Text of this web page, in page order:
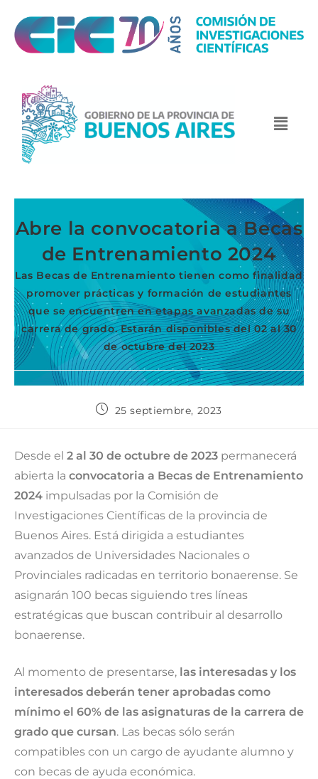
Abre la convocatoria a Becas
de Entrenamiento 2024
Las Becas de Entrenamiento tienen como finalidad
promover prácticas y formación de estudiantes
que se encuentren en etapas avanzadas de su
carrera de grado. Estarán disponibles del 02 al 30
de octubre del 2023
25 septiembre, 2023
Desde el 2 al 30 de octubre de 2023 permanecerá
abierta la convocatoria a Becas de Entrenamiento
2024 impulsadas por la Comisión de
Investigaciones Científicas de la provincia de
Buenos Aires. Está dirigida a estudiantes
avanzados de Universidades Nacionales o
Provinciales radicadas en territorio bonaerense. Se
asignarán 100 becas siguiendo tres líneas
estratégicas que buscan contribuir al desarrollo
bonaerense.
Al momento de presentarse, las interesadas y los
interesados deberán tener aprobadas como
mínimo el 60% de las asignaturas de la carrera de
grado que cursan. Las becas sólo serán
compatibles con un cargo de ayudante alumno y
con becas de ayuda económica.